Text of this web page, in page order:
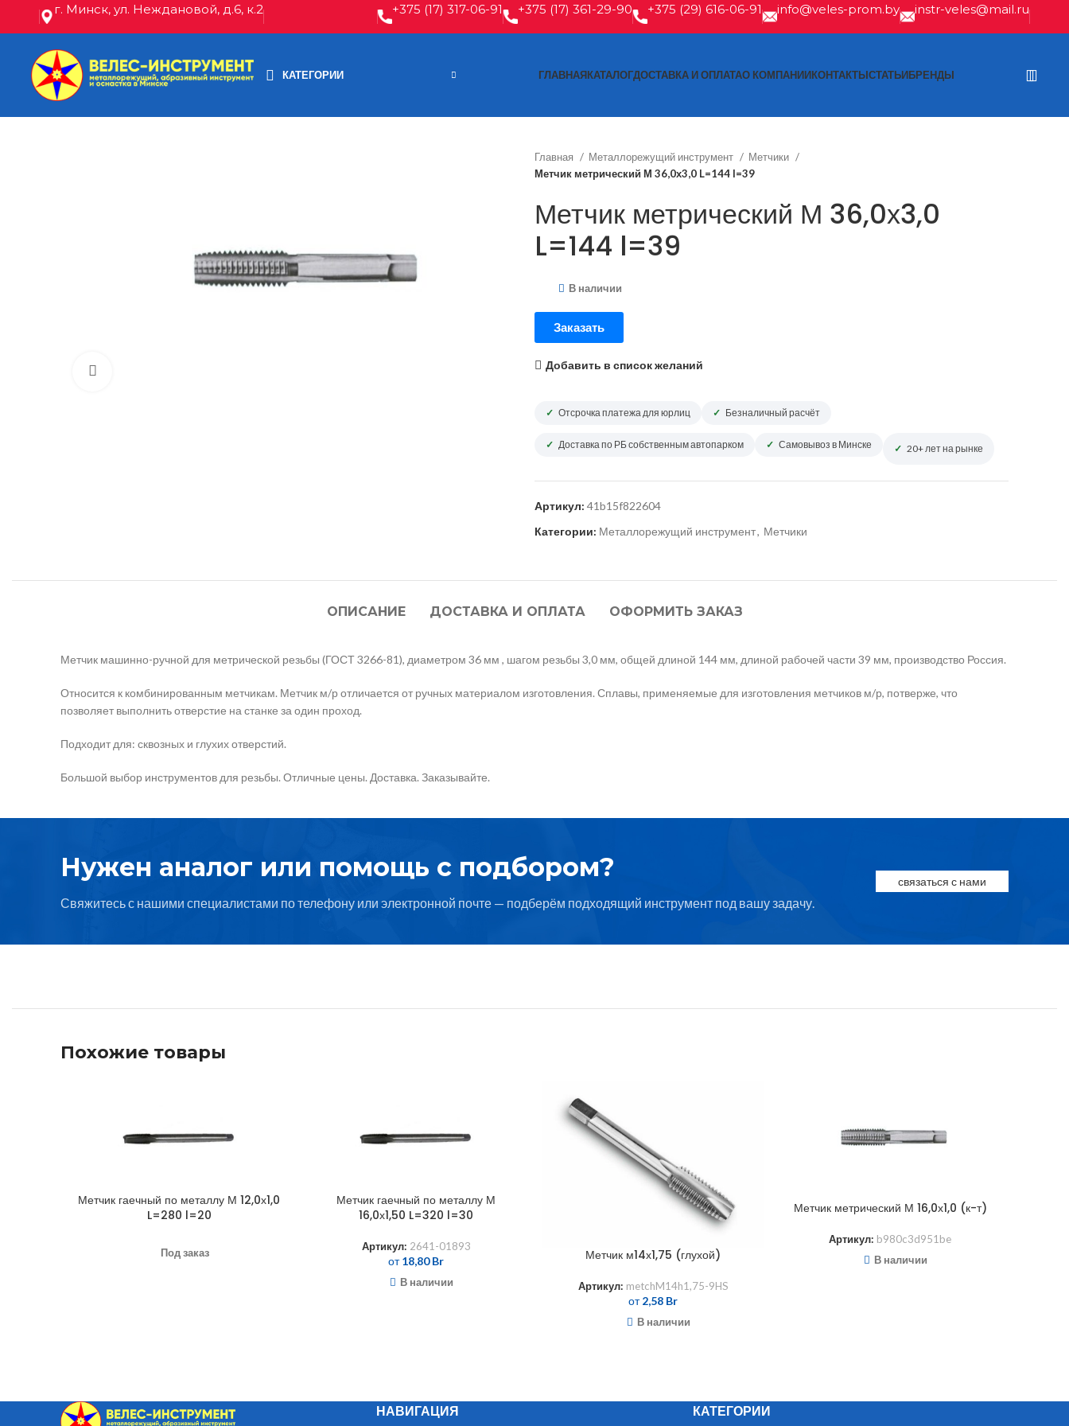
г. Минск, ул. Неждановой, д.6, к.2 +375 (17) 317-06-91 +375 (17) 361-29-90 +375 (29) 616-06-91 info@veles-prom.by instr-veles@mail.ru
КАТЕГОРИИ ГЛАВНАЯКАТАЛОГДОСТАВКА И ОПЛАТАО КОМПАНИИКОНТАКТЫСТАТЬИБРЕНДЫ
Главная Металлорежущий инструмент
Метчики
Метчик метрический М 36,0х3,0 L=144 l=39
Метчик метрический М 36,0х3,0
L=144 l=39
В наличии
Заказать
Добавить в список желаний
Отсрочка платежа для юрлиц Безналичный расчёт
Доставка по РБ собственным автопарком Самовывоз в Минске 20+ лет на рынке
Артикул: 41b15f822604
Категории: Металлорежущий инструмент, Метчики
ОПИСАНИЕ ДОСТАВКА И ОПЛАТА ОФОРМИТЬ ЗАКАЗ
Метчик машинно-ручной для метрической резьбы (ГОСТ 3266-81), диаметром 36 мм , шагом резьбы 3,0 мм, общей длиной 144 мм, длиной рабочей части 39 мм, производство Россия.
Относится к комбинированным метчикам. Метчик м/р отличается от ручных материалом изготовления. Сплавы, применяемые для изготовления метчиков м/р, потверже, что
позволяет выполнить отверстие на станке за один проход.
Подходит для: сквозных и глухих отверстий.
Большой выбор инструментов для резьбы. Отличные цены. Доставка. Заказывайте.
Нужен аналог или помощь с подбором?
Свяжитесь с нашими специалистами по телефону или электронной почте — подберём подходящий инструмент под вашу задачу.
связаться с нами
Похожие товары
Метчик гаечный по металлу М 12,0х1,0
L=280 l=20
Под заказ
Метчик гаечный по металлу М
16,0х1,50 L=320 l=30
Артикул: 2641-01893
от18,80Br
В наличии
Метчик м14х1,75 (глухой)
Артикул: metchM14h1,75-9HS
от2,58 Br
В наличии
Метчик метрический М 16,0х1,0 (к-т)
Артикул: b980c3d951be
В наличии
НАВИГАЦИЯ КАТЕГОРИИ